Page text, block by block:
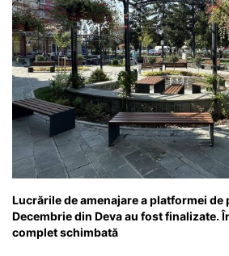
Lucrările de amenajare a platformei de
Decembrie din Deva au fost finalizate.
complet schimbată